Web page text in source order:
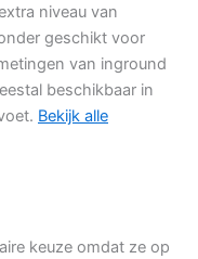
niveau van
geschikt voor
van inground
beschikbaar in
Bekijk alle
keuze omdat ze op